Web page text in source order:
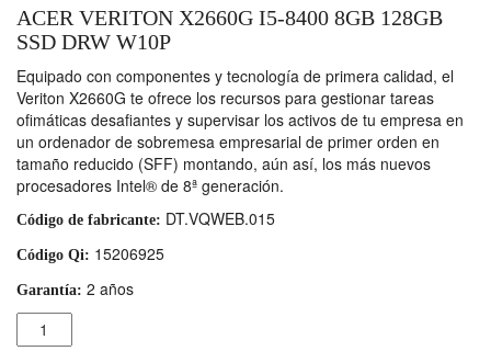
ACER VERITON X2660G I5-8400 8GB 128GB
SSD DRW W10P
Equipado con componentes y tecnología de primera calidad, el
Veriton X2660G te ofrece los recursos para gestionar tareas
ofimáticas desafiantes y supervisar los activos de tu empresa en
un ordenador de sobremesa empresarial de primer orden en
tamaño reducido (SFF) montando, aún así, los más nuevos
procesadores Intel® de 8ª generación.
Código de fabricante: DT.VQWEB.015
Código Qi: 15206925
Garantía: 2 años
Cantidad